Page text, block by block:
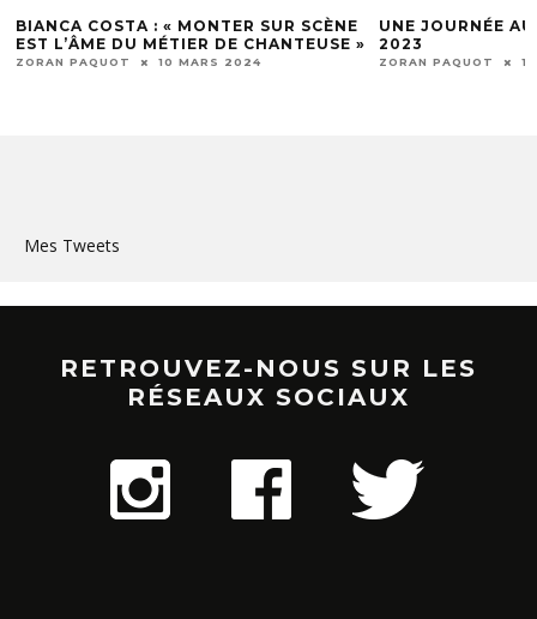
BIANCA COSTA : « MONTER SUR SCÈNE
EST L’ÂME DU MÉTIER DE CHANTEUSE »
ZORAN PAQUOT 10 MARS 2024
UNE JOURNÉE
2023
ZORAN PAQUOT
Mes Tweets
RETROUVEZ-NOUS SUR LES
RÉSEAUX SOCIAUX